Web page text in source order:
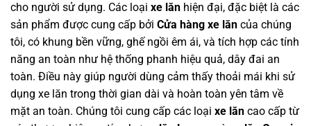
cho người sử dụng. Các loại xe lăn hiện đại, đặc biệt là các
sản phẩm được cung cấp bởi Cửa hàng xe lăn của chúng
tôi, có khung bền vững, ghế ngồi êm ái, và tích hợp các tính
năng an toàn như hệ thống phanh hiệu quả, dây đai an
toàn. Điều này giúp người dùng cảm thấy thoải mái khi sử
dụng xe lăn trong thời gian dài và hoàn toàn yên tâm về
mặt an toàn. Chúng tôi cung cấp các loại xe lăn cao cấp từ